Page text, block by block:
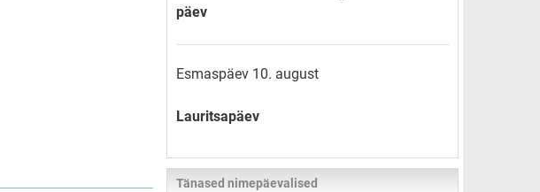
päev
Esmaspäev 10. august
Lauritsapäev
Tänased nimepäevalised